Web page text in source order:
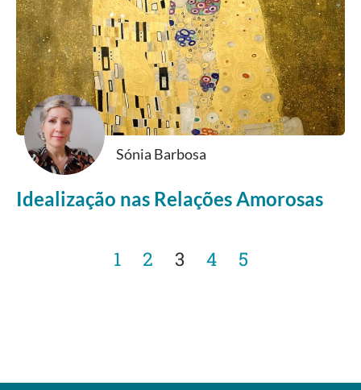
Sónia Barbosa
Idealização nas Relações Amorosas
1 2 3 4 5